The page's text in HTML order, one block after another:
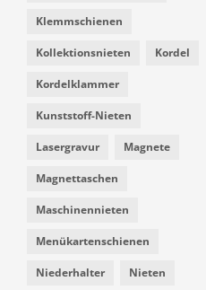
Klemmschienen
Kollektionsnieten Kordel
Kordelklammer
Kunststoff-Nieten
Lasergravur Magnete
Magnettaschen
Maschinennieten
Menükartenschienen
Niederhalter Nieten